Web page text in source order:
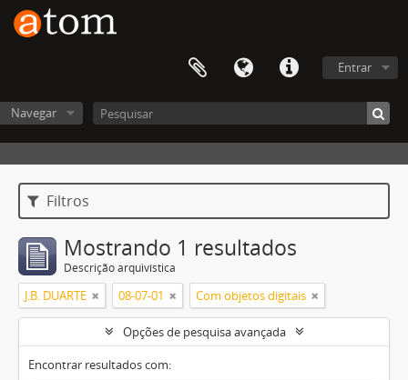
Entrar
Navegar
Filtros
Mostrando 1 resultados
Descrição arquivística
J.B. DUARTE 08-07-01 Com objetos digitais
Opções de pesquisa avançada
Encontrar resultados com: